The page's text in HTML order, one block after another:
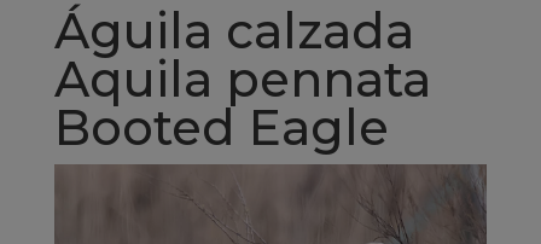
Águila calzada
Aquila pennata
Booted Eagle